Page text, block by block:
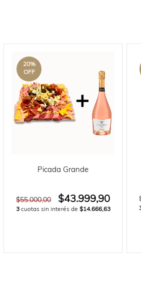
20%
OFF
Picada Grande
$55.000,00 $43.999,90
3 cuotas sin interés de $14.666,63